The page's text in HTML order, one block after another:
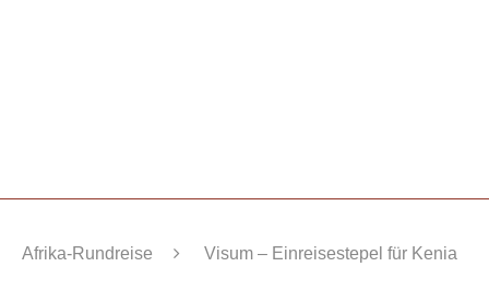
Afrika-Rundreise Visum – Einreisestepel für Kenia